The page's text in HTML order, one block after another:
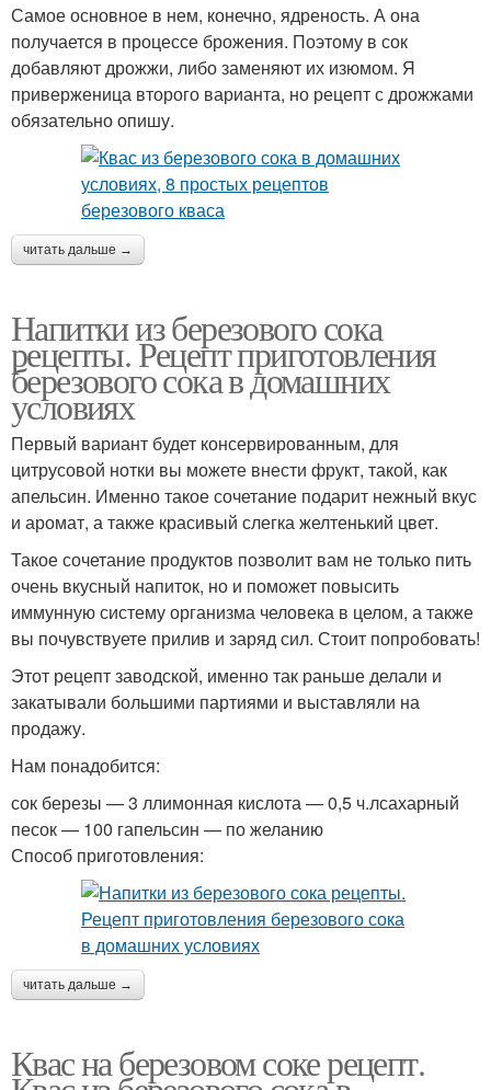
Самое основное в нем, конечно, ядреность. А она
получается в процессе брожения. Поэтому в сок
добавляют дрожжи, либо заменяют их изюмом. Я
приверженица второго варианта, но рецепт с дрожжами
обязательно опишу.
читать дальше →
Напитки из березового сока
рецепты. Рецепт приготовления
березового сока в домашних
условиях
Первый вариант будет консервированным, для
цитрусовой нотки вы можете внести фрукт, такой, как
апельсин. Именно такое сочетание подарит нежный вкус
и аромат, а также красивый слегка желтенький цвет.
Такое сочетание продуктов позволит вам не только пить
очень вкусный напиток, но и поможет повысить
иммунную систему организма человека в целом, а также
вы почувствуете прилив и заряд сил. Стоит попробовать!
Этот рецепт заводской, именно так раньше делали и
закатывали большими партиями и выставляли на
продажу.
Нам понадобится:
сок березы — 3 ллимонная кислота — 0,5 ч.лсахарный
песок — 100 гапельсин — по желанию
Способ приготовления:
читать дальше →
Квас на березовом соке рецепт.